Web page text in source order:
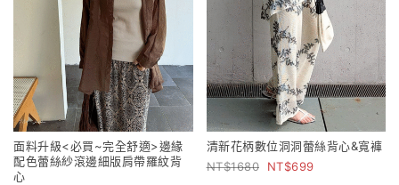
面料升級<必買~完全舒適>邊緣
配色蕾絲紗滾邊細版肩帶羅紋背
心
清新花柄數位洞洞蕾絲背心&寬褲
1680
699